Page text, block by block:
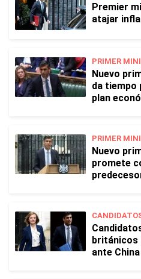
Premier
atajar
PRIMER
Nuevo
da tiempo
plan
PRIMER
Nuevo
promete
británicos
ante China